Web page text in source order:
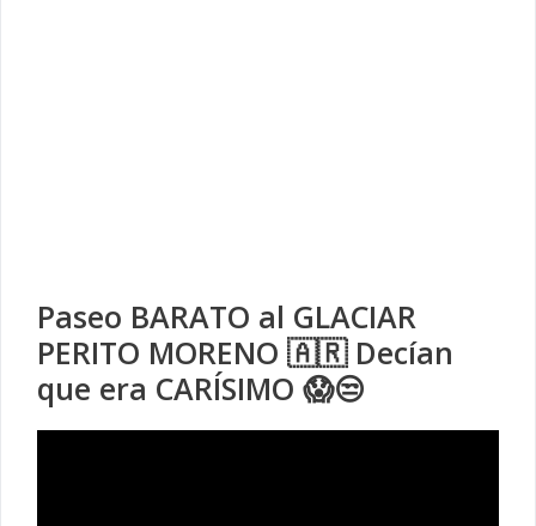
Paseo BARATO al GLACIAR
PERITO MORENO 🇦🇷 Decían
que era CARÍSIMO 😱😒